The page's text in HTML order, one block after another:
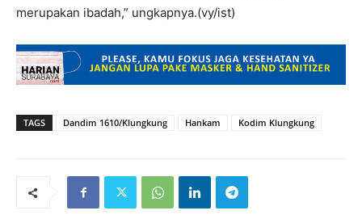
merupakan ibadah,” ungkapnya.(vy/ist)
TAGS Dandim 1610/Klungkung Hankam Kodim Klungkung